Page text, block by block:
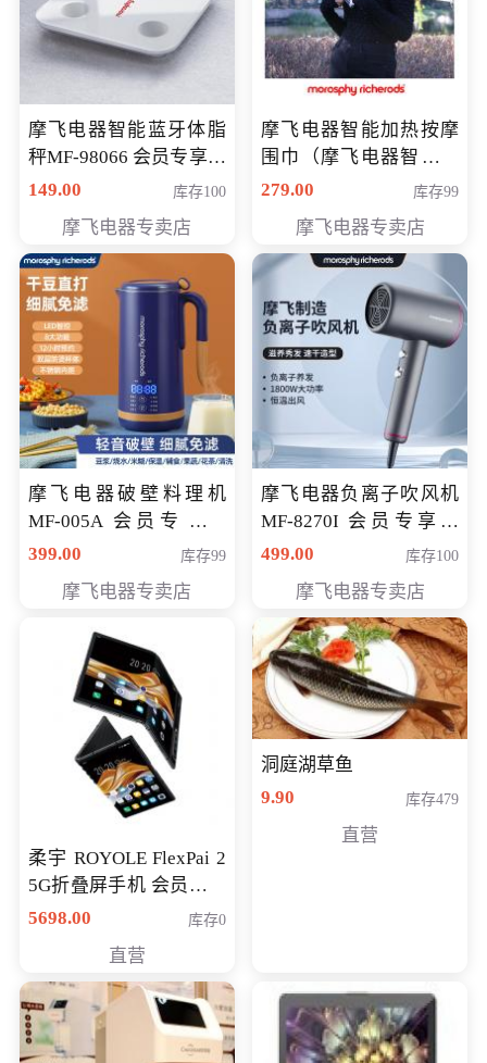
摩飞电器智能蓝牙体脂
秤MF-98066 会员专享价
98元
149.00 库存100
摩飞电器专卖店
摩飞电器智能加热按摩
围巾（摩飞电器智能加
热按摩围脖） 会员专享
279.00 库存99
摩飞电器专卖店
摩飞电器破壁料理机
MF-005A 会员专享价
198元
399.00 库存99
摩飞电器专卖店
摩飞电器负离子吹风机
MF-8270I 会员专享价
369元
499.00 库存100
摩飞电器专卖店
柔宇 ROYOLE FlexPai 2
5G折叠屏手机 会员专享
购买价格 4998元
5698.00 库存0
直营
洞庭湖草鱼
9.90
库存479
直营